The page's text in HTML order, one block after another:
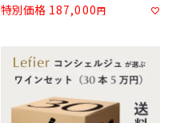
特別価格 187,000